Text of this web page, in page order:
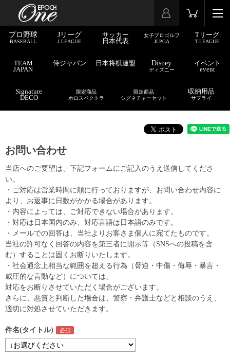
プロ野球
BASEBALL
Jリーグ
J.LEAGUE
サッカー
日本代表
女子プロゴルフ
JLPGA
Tリーグ
T.LEAGUE
TEAM
JAPAN
侍ジャパン 日本将棋連盟 Disney
ディズニー
イベント
event
Signature
DECO
限定商品
ホロスペクトラ
限定商品
シグネチャーセット
収納用品
サプライ
お問い合わせ
当店へのご要望は、下記フォームにご記入のうえ送信してくださ
い。
・ご対応は営業時間に順に行っておりますが、お問い合わせ内容に
より、お返事に日数がかかる場合があります。
・内容によっては、ご対応できない場合があります。
・対応は日本国内のみ、対応言語は日本語のみです。
・メールでの回答は、当社よりお客さま個人に宛てたものです。
当社の許可なく回答の内容を第三者に開示等（SNSへの投稿を含
む）することは固くお断りいたします。
・社会通念上相当な範囲を超える行為（脅迫・中傷・侮辱・暴言・
威圧的な言動など）については、
対応をお断りさせていただく場合がございます。
さらに、悪質と判断した場合は、警察・弁護士などと相談のうえ、
適切に対処させていただきます。
件名(タイトル)